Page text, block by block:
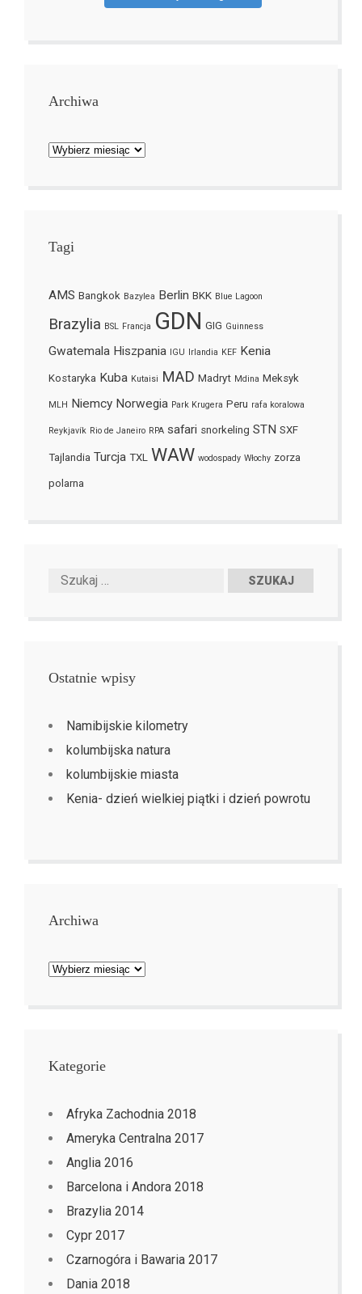
Archiwa
Archiwa
Tagi
AMS Bangkok Bazylea Berlin BKK Blue Lagoon
Brazylia BSL Francja GDN GIG Guinness
Gwatemala Hiszpania IGU Irlandia KEF Kenia
Kostaryka Kuba Kutaisi MAD Madryt Mdina Meksyk
MLH Niemcy Norwegia Park Krugera Peru rafa koralowa
Reykjavík Rio de Janeiro RPA safari snorkeling STN SXF
Tajlandia Turcja TXL WAW wodospady Włochy zorza
polarna
Ostatnie wpisy
Namibijskie kilometry
kolumbijska natura
kolumbijskie miasta
Kenia- dzień wielkiej piątki i dzień powrotu
Archiwa
Archiwa
Kategorie
Afryka Zachodnia 2018
Ameryka Centralna 2017
Anglia 2016
Barcelona i Andora 2018
Brazylia 2014
Cypr 2017
Czarnogóra i Bawaria 2017
Dania 2018